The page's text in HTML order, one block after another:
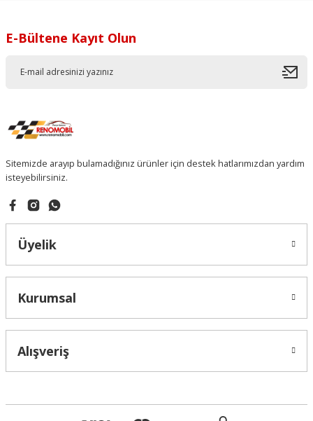
E-Bültene Kayıt Olun
Sitemizde arayıp bulamadığınız ürünler için destek hatlarımızdan yardım
isteyebilirsiniz.
Üyelik
Kurumsal
Alışveriş